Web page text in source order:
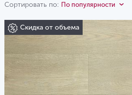
Сортировать по: По популярности
Скидка от объема